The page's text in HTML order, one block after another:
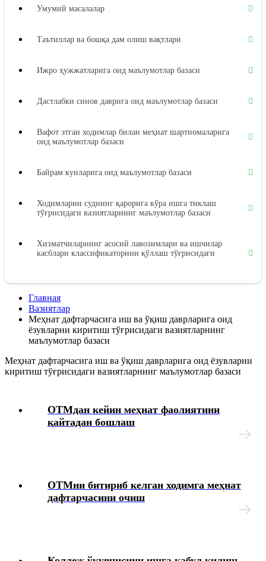
Умумий масалалар
Таътиллар ва бошқа дам олиш вақтлари
Ижро ҳужжатларига оид маълумотлар базаси
Дастлабки синов даврига оид маълумотлар базаси
Вафот этган ходимлар билан меҳнат шартномаларига
оид маълумотлар базаси
Байрам кунларига оид маълумотлар базаси
Ходимларни суднинг қарорига кўра ишга тиклаш
тўғрисидаги вазиятларнинг маълумотлар базаси
Хизматчиларнинг асосий лавозимлари ва ишчилар
касблари классификаторини қўллаш тўғрисидаги
тўғрисидаги вазиятларнинг маълумотлар базаси
Иш берувчидан зарарни ундиришга оид маълумотлар
базаси
Янги Меҳнат кодекси
Меҳнат дафтарчаларига ўзгартиришлар киритиш ва
нотўғри ёзувларни тузатиш тўғрисидаги
вазиятларнинг маълумотлар базаси
Таътиллар жадвалини қўллаш тартиби тўғрисидаги
вазиятларнинг маълумотлар базаси
Главная
Вазиятлар
Меҳнат дафтарчасига иш ва ўқиш даврларига оид
ёзувларни киритиш тўғрисидаги вазиятларнинг
маълумотлар базаси
Меҳнат дафтарчасига иш ва ўқиш даврларига оид ёзувларни
киритиш тўғрисидаги вазиятларнинг маълумотлар базаси
ОТМдан кейин меҳнат фаолиятини
қайтадан бошлаш
ОТМни битириб келган ходимга меҳнат
дафтарчасини очиш